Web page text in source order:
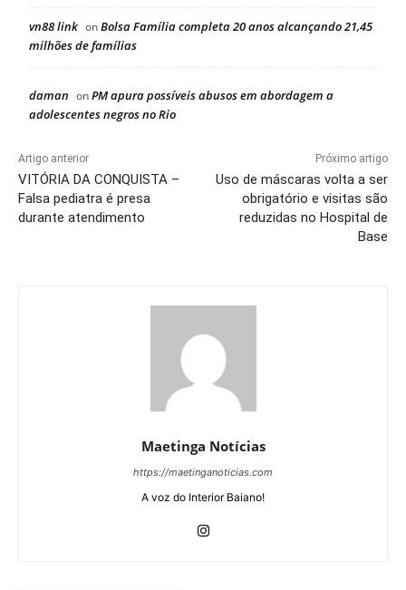
vn88 link onBolsa Família completa 20 anos alcançando 21,45
milhões de famílias
daman onPM apura possíveis abusos em abordagem a
adolescentes negros no Rio
Artigo anterior
VITÓRIA DA CONQUISTA –
Falsa pediatra é presa
durante atendimento
Próximo artigo
Uso de máscaras volta a ser
obrigatório e visitas são
reduzidas no Hospital de
Base
Maetinga Notícias
https://maetinganoticias.com
A voz do Interior Baiano!